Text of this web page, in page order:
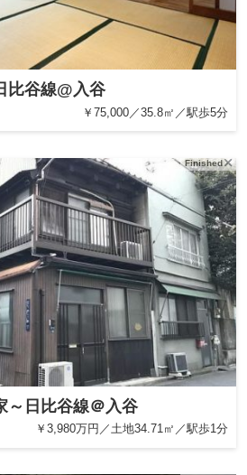
比谷線@入谷
￥75,000／35.8㎡／駅歩5分
Finished
～日比谷線＠入谷
￥3,980万円／土地34.71㎡／駅歩1分